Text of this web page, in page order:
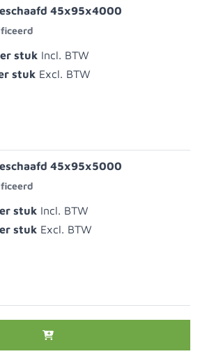
45x95x4000
45x95x5000